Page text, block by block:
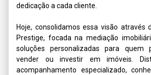
dedicação a cada cliente.
Hoje, consolidamos essa visão através
Prestige, focada na mediação
soluções personalizadas para quem
vender ou investir em imóveis.
acompanhamento especializado,